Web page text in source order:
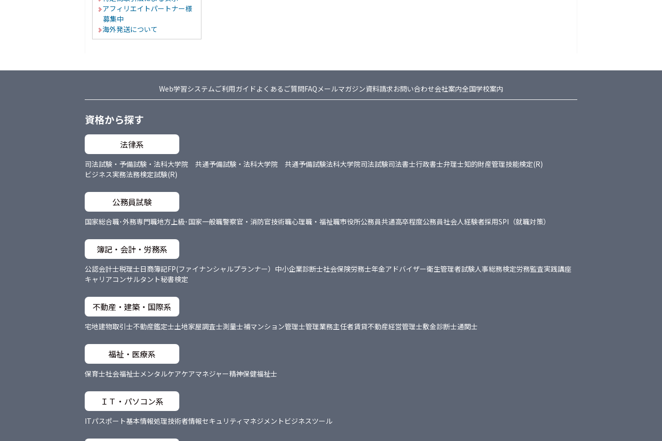
アフィリエイトパートナー様
募集中
海外発送について
Web学習システムご利用ガイド よくあるご質問FAQメールマガジン資料請求お問い合わせ会社案内全国学校案内
資格から探す
法律系
司法試験・予備試験・法科大学院 共通予備試験・法科大学院 共通予備試験法科大学院司法試験司法書士行政書士弁理士知的財産管理技能検定(R)
ビジネス実務法務検定試験(R)
公務員試験
国家総合職･外務専門職地方上級･国家一般職警察官・消防官技術職心理職・福祉職市役所公務員共通高卒程度公務員社会人経験者採用SPI（就職対策）
簿記・会計・労務系
公認会計士税理士日商簿記FP(ファイナンシャルプランナー） 中小企業診断士社会保険労務士年金アドバイザー衛生管理者試験人事総務検定労務監査実践講座
キャリアコンサルタント秘書検定
不動産・建築・国際系
宅地建物取引士不動産鑑定士土地家屋調査士測量士補マンション管理士管理業務主任者賃貸不動産経営管理士敷金診断士通関士
福祉・医療系
保育士社会福祉士メンタルケアケアマネジャー精神保健福祉士
ＩＴ・パソコン系
ITパスポート基本情報処理技術者情報セキュリティマネジメント ビジネスツール